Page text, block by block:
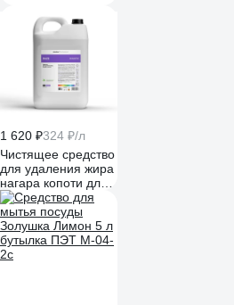
1 620 ₽324 ₽/л
Чистящее средство
для удаления жира
нагара копоти для
кухни антижир для
плит CleanBox
Professional Daze
(Дейз) 5л 13075